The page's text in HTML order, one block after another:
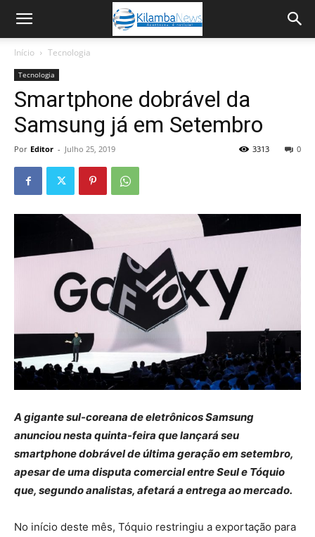
Início Tecnologia
Tecnologia
Smartphone dobrável da
Samsung já em Setembro
Por Editor - Julho 25, 2019 0
3313
A gigante sul-coreana de eletrônicos Samsung
anunciou nesta quinta-feira que lançará seu
smartphone dobrável de última geração em setembro,
apesar de uma disputa comercial entre Seul e Tóquio
que, segundo analistas, afetará a entrega ao mercado.
No início deste mês, Tóquio restringiu a exportação para